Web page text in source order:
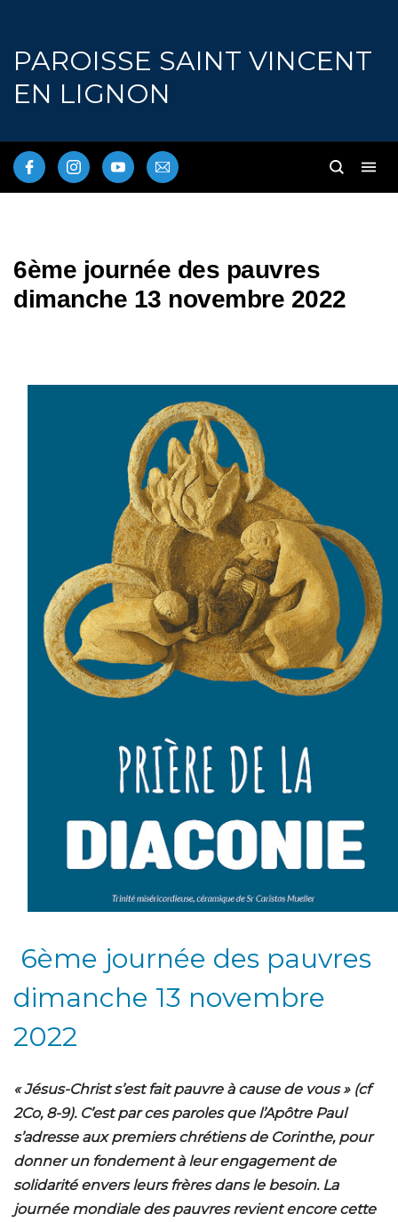
PAROISSE SAINT VINCENT
EN LIGNON
6ème journée des pauvres
dimanche 13 novembre 2022
6ème journée des pauvres
dimanche 13 novembre
2022
« Jésus-Christ s’est fait pauvre à cause de vous » (cf
2Co, 8-9). C’est par ces paroles que l’Apôtre Paul
s’adresse aux premiers chrétiens de Corinthe, pour
donner un fondement à leur engagement de
solidarité envers leurs frères dans le besoin. La
journée mondiale des pauvres revient encore cette